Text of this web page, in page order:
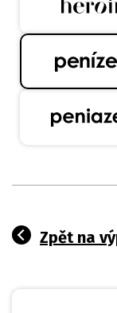
Zpět na